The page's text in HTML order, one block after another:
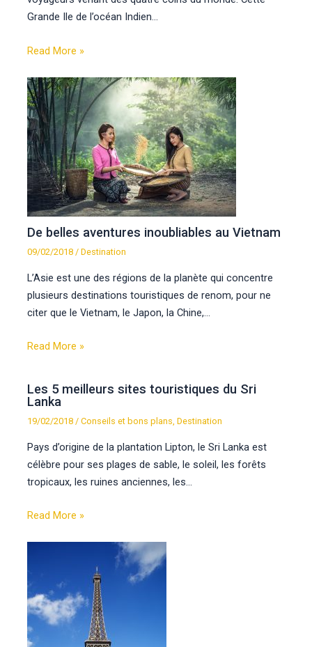
Grande Ile de l’océan Indien…
Read More »
De belles aventures inoubliables au Vietnam
09/02/2018/Destination
L’Asie est une des régions de la planète qui concentre
plusieurs destinations touristiques de renom, pour ne
citer que le Vietnam, le Japon, la Chine,…
Read More »
Les 5 meilleurs sites touristiques du Sri
Lanka
19/02/2018/Conseils et bons plans,Destination
Pays d’origine de la plantation Lipton, le Sri Lanka est
célèbre pour ses plages de sable, le soleil, les forêts
tropicaux, les ruines anciennes, les…
Read More »